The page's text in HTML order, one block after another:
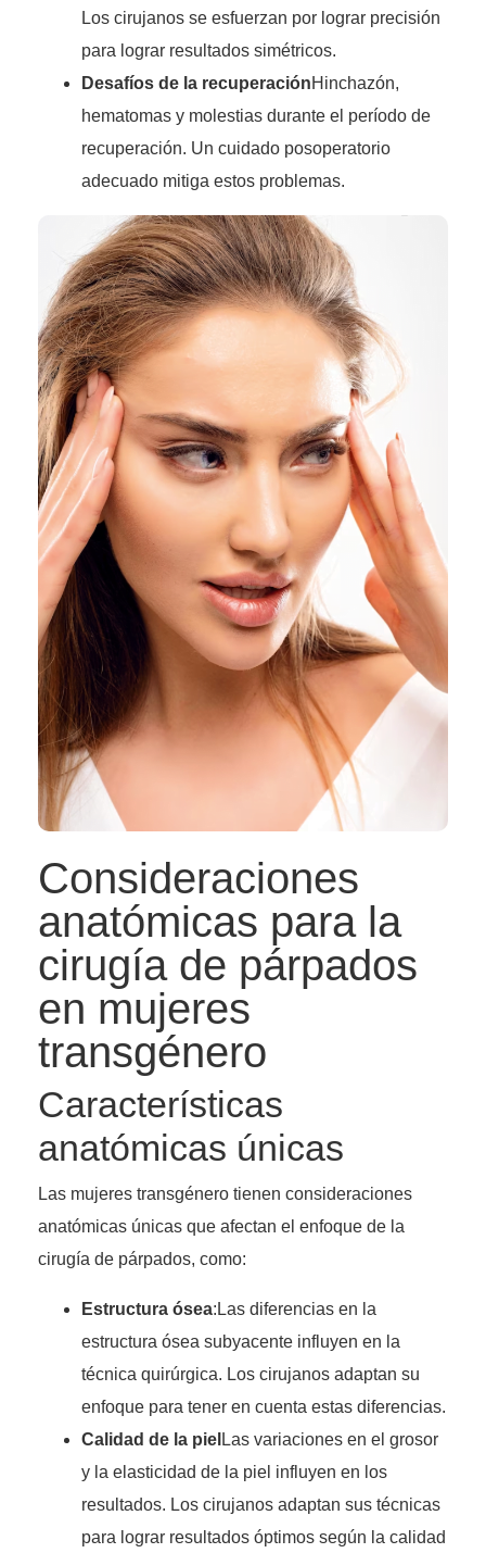
Los cirujanos se esfuerzan por lograr precisión
para lograr resultados simétricos.
Desafíos de la recuperaciónHinchazón,
hematomas y molestias durante el período de
recuperación. Un cuidado posoperatorio
adecuado mitiga estos problemas.
Consideraciones
anatómicas para la
cirugía de párpados
en mujeres
transgénero
Características
anatómicas únicas
Las mujeres transgénero tienen consideraciones
anatómicas únicas que afectan el enfoque de la
cirugía de párpados, como:
Estructura ósea:Las diferencias en la
estructura ósea subyacente influyen en la
técnica quirúrgica. Los cirujanos adaptan su
enfoque para tener en cuenta estas diferencias.
Calidad de la piel Las variaciones en el grosor
y la elasticidad de la piel influyen en los
resultados. Los cirujanos adaptan sus técnicas
para lograr resultados óptimos según la calidad